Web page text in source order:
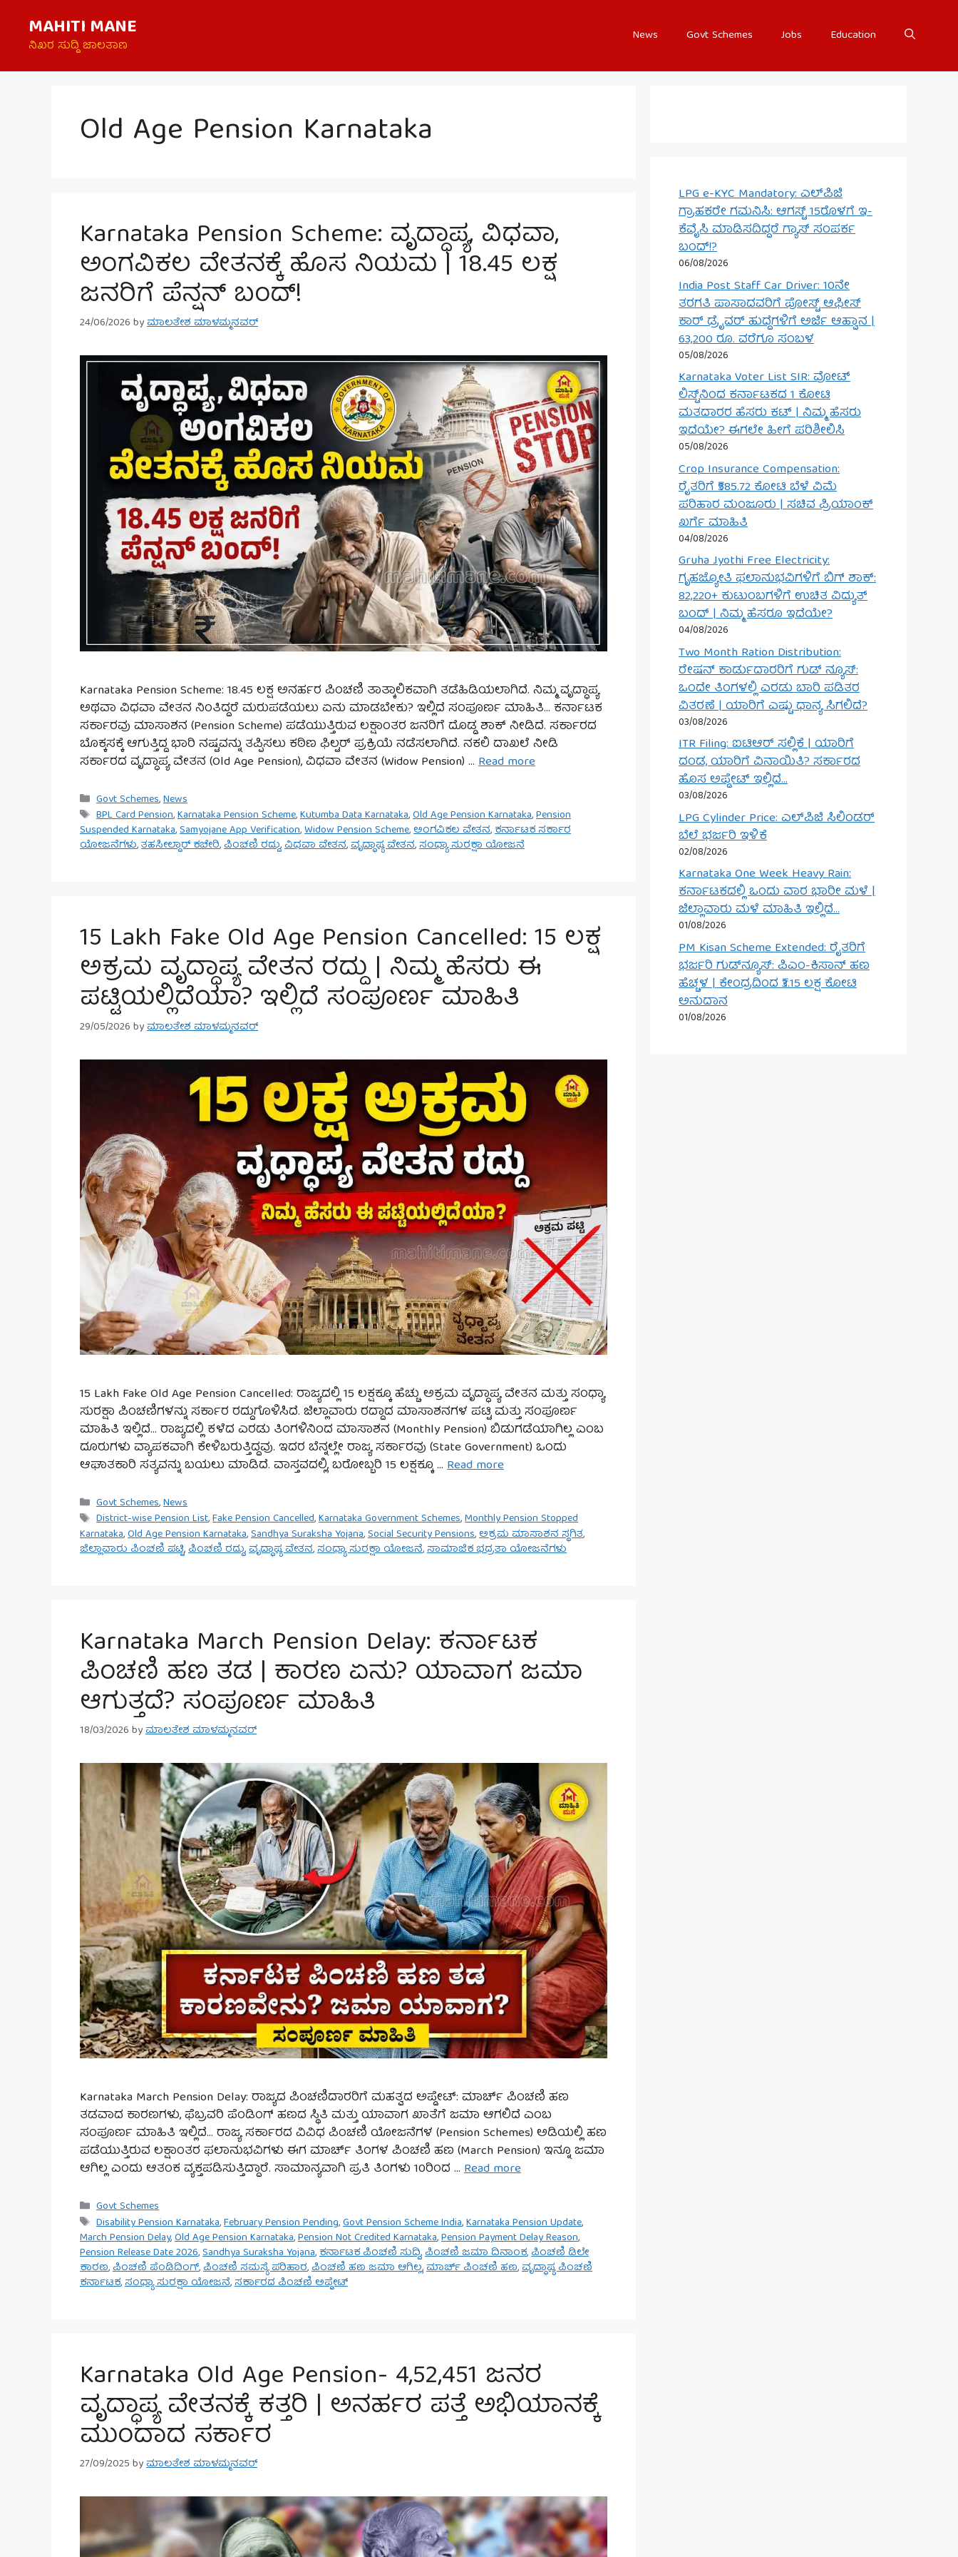
content
MAHITI MANE
ನಿಖರ ಸುದ್ದಿ ಜಾಲತಾಣ
News Govt Schemes Jobs Education
Old Age Pension Karnataka
Karnataka Pension Scheme: ವೃದ್ಧಾಪ್ಯ, ವಿಧವಾ,
ಅಂಗವಿಕಲ ವೇತನಕ್ಕೆ ಹೊಸ ನಿಯಮ | 18.45 ಲಕ್ಷ
ಜನರಿಗೆ ಪೆನ್ಷನ್ ಬಂದ್!
24/06/2026byಮಾಲತೇಶ ಮಾಳಮ್ಮನವರ್
Karnataka Pension Scheme: 18.45 ಲಕ್ಷ ಅನರ್ಹರ ಪಿಂಚಣಿ ತಾತ್ಕಾಲಿಕವಾಗಿ ತಡೆಹಿಡಿಯಲಾಗಿದೆ. ನಿಮ್ಮ ವೃದ್ಧಾಪ್ಯ
ಅಥವಾ ವಿಧವಾ ವೇತನ ನಿಂತಿದ್ದರೆ ಮರುಪಡೆಯಲು ಏನು ಮಾಡಬೇಕು? ಇಲ್ಲಿದೆ ಸಂಪೂರ್ಣ ಮಾಹಿತಿ… ಕರ್ನಾಟಕ
ಸರ್ಕಾರವು ಮಾಸಾಶನ (Pension Scheme) ಪಡೆಯುತ್ತಿರುವ ಲಕ್ಷಾಂತರ ಜನರಿಗೆ ದೊಡ್ಡ ಶಾಕ್ ನೀಡಿದೆ. ಸರ್ಕಾರದ
ಬೊಕ್ಕಸಕ್ಕೆ ಆಗುತ್ತಿದ್ದ ಭಾರಿ ನಷ್ಟವನ್ನು ತಪ್ಪಿಸಲು ಕಠಿಣ ಫಿಲ್ಟರ್ ಪ್ರಕ್ರಿಯೆ ನಡೆಸಲಾಗಿದೆ. ನಕಲಿ ದಾಖಲೆ ನೀಡಿ
ಸರ್ಕಾರದ ವೃದ್ಧಾಪ್ಯ ವೇತನ (Old Age Pension), ವಿಧವಾ ವೇತನ (Widow Pension) … Read more
Categories
Govt Schemes,News
Tags
BPL Card Pension,Karnataka Pension Scheme,Kutumba Data Karnataka,Old Age Pension Karnataka,Pension
Suspended Karnataka,Samyojane App Verification,Widow Pension Scheme,ಅಂಗವಿಕಲ ವೇತನ,ಕರ್ನಾಟಕ ಸರ್ಕಾರ
ಯೋಜನೆಗಳು,ತಹಸೀಲ್ದಾರ್ ಕಚೇರಿ,ಪಿಂಚಣಿ ರದ್ದು,ವಿಧವಾ ವೇತನ,ವೃದ್ಧಾಪ್ಯ ವೇತನ,ಸಂಧ್ಯಾ ಸುರಕ್ಷಾ ಯೋಜನೆ
15 Lakh Fake Old Age Pension Cancelled: 15 ಲಕ್ಷ
ಅಕ್ರಮ ವೃದ್ಧಾಪ್ಯ ವೇತನ ರದ್ದು | ನಿಮ್ಮ ಹೆಸರು ಈ
ಪಟ್ಟಿಯಲ್ಲಿದೆಯಾ? ಇಲ್ಲಿದೆ ಸಂಪೂರ್ಣ ಮಾಹಿತಿ
29/05/2026byಮಾಲತೇಶ ಮಾಳಮ್ಮನವರ್
15 Lakh Fake Old Age Pension Cancelled: ರಾಜ್ಯದಲ್ಲಿ 15 ಲಕ್ಷಕ್ಕೂ ಹೆಚ್ಚು ಅಕ್ರಮ ವೃದ್ಧಾಪ್ಯ ವೇತನ ಮತ್ತು ಸಂಧ್ಯಾ
ಸುರಕ್ಷಾ ಪಿಂಚಣಿಗಳನ್ನು ಸರ್ಕಾರ ರದ್ದುಗೊಳಿಸಿದೆ. ಜಿಲ್ಲಾವಾರು ರದ್ದಾದ ಮಾಸಾಶನಗಳ ಪಟ್ಟಿ ಮತ್ತು ಸಂಪೂರ್ಣ
ಮಾಹಿತಿ ಇಲ್ಲಿದೆ… ರಾಜ್ಯದಲ್ಲಿ ಕಳೆದ ಎರಡು ತಿಂಗಳಿನಿಂದ ಮಾಸಾಶನ (Monthly Pension) ಬಿಡುಗಡೆಯಾಗಿಲ್ಲ ಎಂಬ
ದೂರುಗಳು ವ್ಯಾಪಕವಾಗಿ ಕೇಳಿಬರುತ್ತಿದ್ದವು. ಇದರ ಬೆನ್ನಲ್ಲೇ ರಾಜ್ಯ ಸರ್ಕಾರವು (State Government) ಒಂದು
ಆಘಾತಕಾರಿ ಸತ್ಯವನ್ನು ಬಯಲು ಮಾಡಿದೆ. ವಾಸ್ತವದಲ್ಲಿ, ಬರೋಬ್ಬರಿ 15 ಲಕ್ಷಕ್ಕೂ … Read more
Categories
Govt Schemes,News
Tags
District-wise Pension List,Fake Pension Cancelled,Karnataka Government Schemes,Monthly Pension Stopped
Karnataka,Old Age Pension Karnataka,Sandhya Suraksha Yojana,Social Security Pensions,ಅಕ್ರಮ ಮಾಸಾಶನ ಸ್ಥಗಿತ,
ಜಿಲ್ಲಾವಾರು ಪಿಂಚಣಿ ಪಟ್ಟಿ,ಪಿಂಚಣಿ ರದ್ದು,ವೃದ್ಧಾಪ್ಯ ವೇತನ,ಸಂಧ್ಯಾ ಸುರಕ್ಷಾ ಯೋಜನೆ,ಸಾಮಾಜಿಕ ಭದ್ರತಾ ಯೋಜನೆಗಳು
Karnataka March Pension Delay: ಕರ್ನಾಟಕ
ಪಿಂಚಣಿ ಹಣ ತಡ | ಕಾರಣ ಏನು? ಯಾವಾಗ ಜಮಾ
ಆಗುತ್ತದೆ? ಸಂಪೂರ್ಣ ಮಾಹಿತಿ
18/03/2026byಮಾಲತೇಶ ಮಾಳಮ್ಮನವರ್
Karnataka March Pension Delay: ರಾಜ್ಯದ ಪಿಂಚಣಿದಾರರಿಗೆ ಮಹತ್ವದ ಅಪ್ಡೇಟ್: ಮಾರ್ಚ್ ಪಿಂಚಣಿ ಹಣ
ತಡವಾದ ಕಾರಣಗಳು, ಫೆಬ್ರವರಿ ಪೆಂಡಿಂಗ್ ಹಣದ ಸ್ಥಿತಿ ಮತ್ತು ಯಾವಾಗ ಖಾತೆಗೆ ಜಮಾ ಆಗಲಿದೆ ಎಂಬ
ಸಂಪೂರ್ಣ ಮಾಹಿತಿ ಇಲ್ಲಿದೆ… ರಾಜ್ಯ ಸರ್ಕಾರದ ವಿವಿಧ ಪಿಂಚಣಿ ಯೋಜನೆಗಳ (Pension Schemes) ಅಡಿಯಲ್ಲಿ ಹಣ
ಪಡೆಯುತ್ತಿರುವ ಲಕ್ಷಾಂತರ ಫಲಾನುಭವಿಗಳು ಈಗ ಮಾರ್ಚ್ ತಿಂಗಳ ಪಿಂಚಣಿ ಹಣ (March Pension) ಇನ್ನೂ ಜಮಾ
ಆಗಿಲ್ಲ ಎಂದು ಆತಂಕ ವ್ಯಕ್ತಪಡಿಸುತ್ತಿದ್ದಾರೆ. ಸಾಮಾನ್ಯವಾಗಿ ಪ್ರತಿ ತಿಂಗಳು 10ರಿಂದ … Read more
Categories
Govt Schemes
Tags
Disability Pension Karnataka,February Pension Pending,Govt Pension Scheme India,Karnataka Pension Update,
March Pension Delay,Old Age Pension Karnataka,Pension Not Credited Karnataka,Pension Payment Delay Reason,
Pension Release Date 2026,Sandhya Suraksha Yojana,ಕರ್ನಾಟಕ ಪಿಂಚಣಿ ಸುದ್ದಿ,ಪಿಂಚಣಿ ಜಮಾ ದಿನಾಂಕ,ಪಿಂಚಣಿ ಡಿಲೇ
ಕಾರಣ,ಪಿಂಚಣಿ ಪೆಂಡಿದಿಂಗ್,ಪಿಂಚಣಿ ಸಮಸ್ಯೆ ಪರಿಹಾರ,ಪಿಂಚಣಿ ಹಣ ಜಮಾ ಆಗಿಲ್ಲ,ಮಾರ್ಚ್ ಪಿಂಚಣಿ ಹಣ,ವೃದ್ಧಾಪ್ಯ ಪಿಂಚಣಿ
ಕರ್ನಾಟಕ,ಸಂಧ್ಯಾ ಸುರಕ್ಷಾ ಯೋಜನೆ,ಸರ್ಕಾರದ ಪಿಂಚಣಿ ಅಪ್ಡೇಟ್
Karnataka Old Age Pension- 4,52,451 ಜನರ
ವೃದ್ಧಾಪ್ಯ ವೇತನಕ್ಕೆ ಕತ್ತರಿ | ಅನರ್ಹರ ಪತ್ತೆ ಅಭಿಯಾನಕ್ಕೆ
ಮುಂದಾದ ಸರ್ಕಾರ
27/09/2025byಮಾಲತೇಶ ಮಾಳಮ್ಮನವರ್
LPG e-KYC Mandatory: ಎಲ್‌ಪಿಜಿ
ಗ್ರಾಹಕರೇ ಗಮನಿಸಿ: ಆಗಸ್ಟ್ 15ರೊಳಗೆ ಇ-
ಕೆವೈಸಿ ಮಾಡಿಸದಿದ್ದರೆ ಗ್ಯಾಸ್ ಸಂಪರ್ಕ
ಬಂದ್!?
06/08/2026
India Post Staff Car Driver: 10ನೇ
ತರಗತಿ ಪಾಸಾದವರಿಗೆ ಪೋಸ್ಟ್ ಆಫೀಸ್
ಕಾರ್ ಡ್ರೈವರ್ ಹುದ್ದೆಗಳಿಗೆ ಅರ್ಜಿ ಆಹ್ವಾನ |
63,200 ರೂ. ವರೆಗೂ ಸಂಬಳ
05/08/2026
Karnataka Voter List SIR: ವೋಟ್
ಲಿಸ್ಟ್‌ನಿಂದ ಕರ್ನಾಟಕದ 1 ಕೋಟಿ
ಮತದಾರರ ಹೆಸರು ಕಟ್ | ನಿಮ್ಮ ಹೆಸರು
ಇದೆಯೇ? ಈಗಲೇ ಹೀಗೆ ಪರಿಶೀಲಿಸಿ
05/08/2026
Crop Insurance Compensation:
ರೈತರಿಗೆ ₹585.72 ಕೋಟಿ ಬೆಳೆ ವಿಮೆ
ಪರಿಹಾರ ಮಂಜೂರು | ಸಚಿವ ಪ್ರಿಯಾಂಕ್
ಖರ್ಗೆ ಮಾಹಿತಿ
04/08/2026
Gruha Jyothi Free Electricity:
ಗೃಹಜ್ಯೋತಿ ಫಲಾನುಭವಿಗಳಿಗೆ ಬಿಗ್ ಶಾಕ್:
82,220+ ಕುಟುಂಬಗಳಿಗೆ ಉಚಿತ ವಿದ್ಯುತ್
ಬಂದ್ | ನಿಮ್ಮ ಹೆಸರೂ ಇದೆಯೇ?
04/08/2026
Two Month Ration Distribution:
ರೇಷನ್ ಕಾರ್ಡುದಾರರಿಗೆ ಗುಡ್ ನ್ಯೂಸ್:
ಒಂದೇ ತಿಂಗಳಲ್ಲಿ ಎರಡು ಬಾರಿ ಪಡಿತರ
ವಿತರಣೆ | ಯಾರಿಗೆ ಎಷ್ಟು ಧಾನ್ಯ ಸಿಗಲಿದೆ?
03/08/2026
ITR Filing: ಐಟಿಆರ್ ಸಲ್ಲಿಕೆ | ಯಾರಿಗೆ
ದಂಡ, ಯಾರಿಗೆ ವಿನಾಯಿತಿ? ಸರ್ಕಾರದ
ಹೊಸ ಅಪ್ಡೇಟ್ ಇಲ್ಲಿದೆ…
03/08/2026
LPG Cylinder Price: ಎಲ್‌ಪಿಜಿ ಸಿಲಿಂಡರ್
ಬೆಲೆ ಭರ್ಜರಿ ಇಳಿಕೆ
02/08/2026
Karnataka One Week Heavy Rain:
ಕರ್ನಾಟಕದಲ್ಲಿ ಒಂದು ವಾರ ಭಾರೀ ಮಳೆ |
ಜಿಲ್ಲಾವಾರು ಮಳೆ ಮಾಹಿತಿ ಇಲ್ಲಿದೆ…
01/08/2026
PM Kisan Scheme Extended: ರೈತರಿಗೆ
ಭರ್ಜರಿ ಗುಡ್‌ನ್ಯೂಸ್: ಪಿಎಂ-ಕಿಸಾನ್ ಹಣ
ಹೆಚ್ಚಳ | ಕೇಂದ್ರದಿಂದ ₹3.15 ಲಕ್ಷ ಕೋಟಿ
ಅನುದಾನ
01/08/2026